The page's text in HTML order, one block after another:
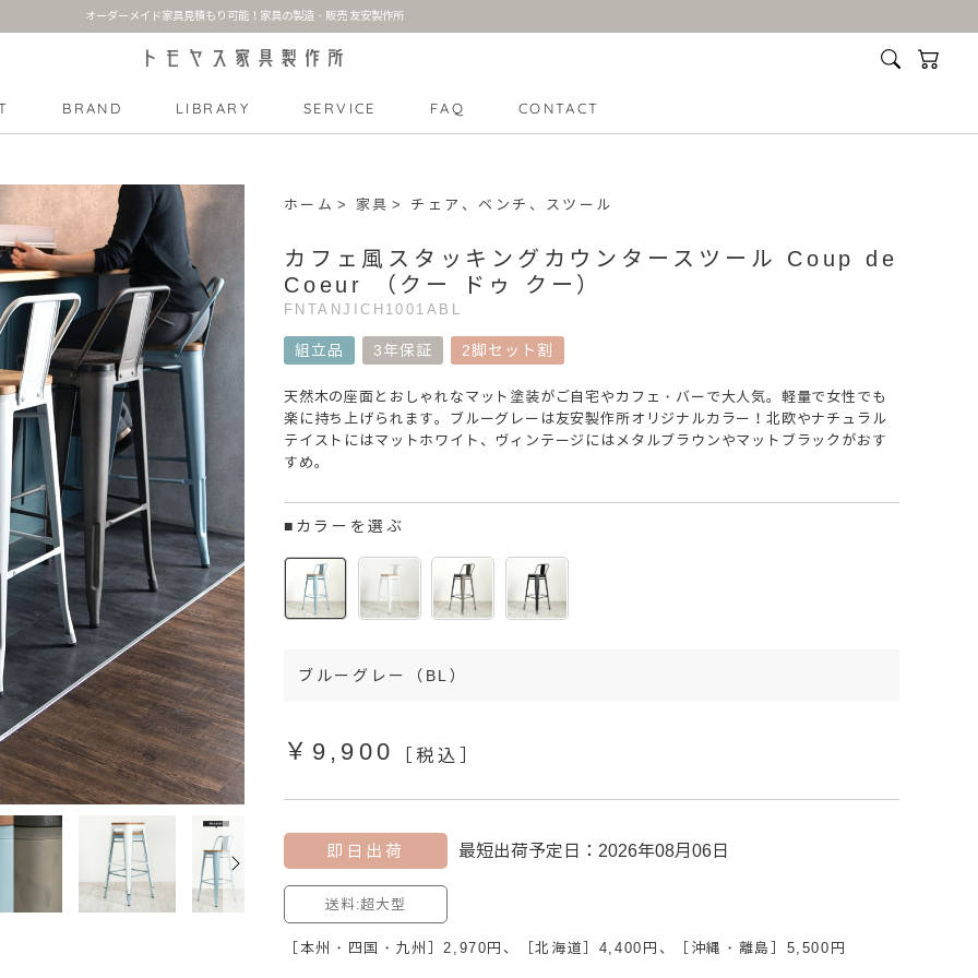
オーダーメイド家具見積もり可能！家具の製造・販売 友安製作所
CATEGORY
ブル チェア
道具 サンプル オーダー家具
BRAND
SUNLITTE QUON
LIBRARY SERVICE
会員について
特定商取引法に関する表示
FAQ CONTACT
ホーム 家具 チェア、ベンチ、スツール
カフェ風スタッキングカウンタースツール Coup de
Coeur （クー ドゥ クー）
FNTANJICH1001ABL
組立品 3年保証 2脚セット割
天然木の座面とおしゃれなマット塗装がご自宅やカフェ・バーで大人気。軽量で女性でも
楽に持ち上げられます。ブルーグレーは友安製作所オリジナルカラー！北欧やナチュラル
テイストにはマットホワイト、ヴィンテージにはメタルブラウンやマットブラックがおす
すめ。
■カラーを選ぶ
ブルーグレー（BL）
￥9,900 ［税込］
即日出荷 最短出荷予定日：2026年08月06日
送料:超大型
［本州・四国・九州］2,970円、［北海道］4,400円、［沖縄・離島］5,500円